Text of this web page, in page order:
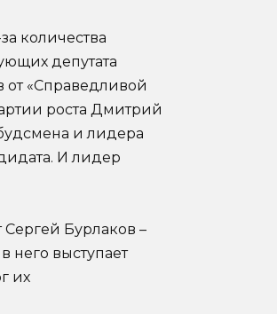
количества
депутата
от «Справедливой
роста Дмитрий
и лидера
И лидер
Бурлаков –
выступает
их